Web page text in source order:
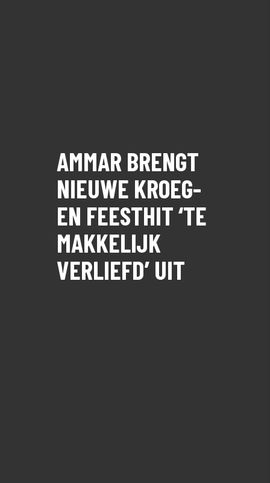
AMMAR BRENGT
NIEUWE KROEG-
EN FEESTHIT ‘TE
MAKKELIJK
VERLIEFD’ UIT